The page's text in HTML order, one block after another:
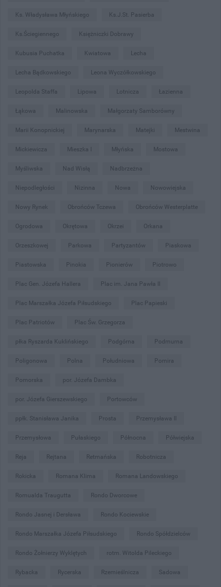
Ks. Władysława Młyńskiego Ks.J.St. Pasierba
Ks.Ściegiennego Księżniczki Dobrawy
Kubusia Puchatka Kwiatowa Lecha
Lecha Bądkowskiego Leona Wyczółkowskiego
Leopolda Staffa Lipowa Lotnicza Łazienna
Łąkowa Malinowska Małgorzaty Samborówny
Marii Konopnickiej Marynarska Matejki Mestwina
Mickiewicza Mieszka I Młyńska Mostowa
Myśliwska Nad Wisłą Nadbrzeżna
Niepodległości Nizinna Nowa Nowowiejska
Nowy Rynek Obrońców Tczewa Obrońców Westerplatte
Ogrodowa Okrętowa Okrzei Orkana
Orzeszkowej Parkowa Partyzantów Piaskowa
Piastowska Pinokia Pionierów Piotrowo
Plac Gen. Józefa Hallera Plac im. Jana Pawła II
Plac Marszałka Józefa Piłsudskiego Plac Papieski
Plac Patriotów Plac Św. Grzegorza
płka Ryszarda Kuklińskiego Podgórna Podmurna
Poligonowa Polna Południowa Pomira
Pomorska por. Józefa Dambka
por. Józefa Gierszewskiego Portowców
ppłk. Stanisława Janika Prosta Przemysława II
Przemysłowa Pułaskiego Północna Półwiejska
Reja Rejtana Retmańska Robotnicza
Rokicka Romana Klima Romana Landowskiego
Romualda Traugutta Rondo Dworcowe
Rondo Jasnej i Dersława Rondo Kociewskie
Rondo Marszałka Józefa Piłsudskiego Rondo Spółdzielców
Rondo Żołnierzy Wyklętych rotm. Witolda Pileckiego
Rybacka Rycerska Rzemieślnicza Sadowa